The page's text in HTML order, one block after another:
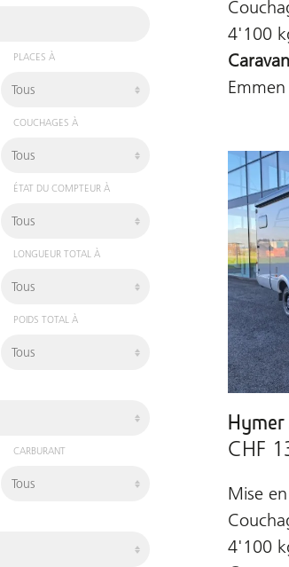
PLACES À
COUCHAGES À
ÉTAT DU COMPTEUR À
LONGUEUR TOTAL À
POIDS TOTAL À
CARBURANT
4'100
Emmen
CHF
Mise
4'100